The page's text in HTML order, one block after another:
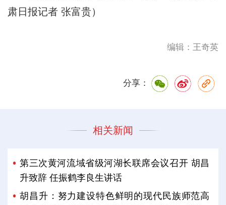
肃日报记者 张富贵）
编辑：王奇英
分享：
相关新闻
第三次黄河流域省级河湖长联席会议召开 胡昌
升致辞 任振鹤李良生讲话
胡昌升：努力建设特色鲜明的现代民族师范高